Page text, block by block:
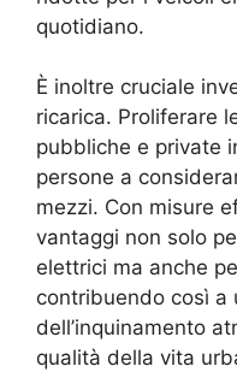
quotidiano.
È inoltre cruciale
ricarica. Proliferare
pubbliche e private
persone a
mezzi. Con misure
vantaggi non solo
elettrici ma anche
contribuendo così a
dell’inquinamento
qualità della vita